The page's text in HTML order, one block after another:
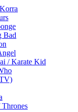
Bad
/ Karate Kid